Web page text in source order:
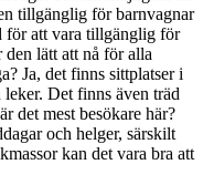
tillgänglig för barnvagnar
för att vara tillgänglig för
lätt att nå för alla
Ja, det finns sittplatser i
Det finns även träd
det mest besökare här?
och helger, särskilt
kan det vara bra att